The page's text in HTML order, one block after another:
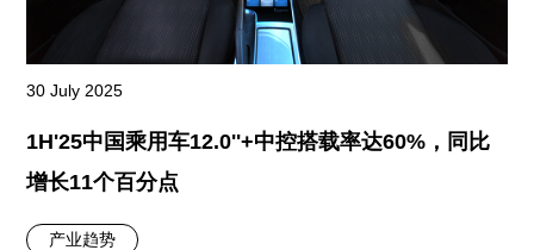
30 July 2025
1H'25中国乘用车12.0''+中控搭载率达60%，同比
增长11个百分点
产业趋势